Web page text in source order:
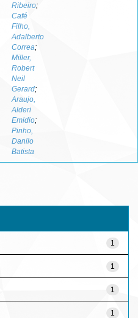
Ribeiro;
Café
Filho,
Adalberto
Correa;
Miller,
Robert
Neil
Gerard;
Araujo,
Alderi
Emidio;
Pinho,
Danilo
Batista
1
1
1
1